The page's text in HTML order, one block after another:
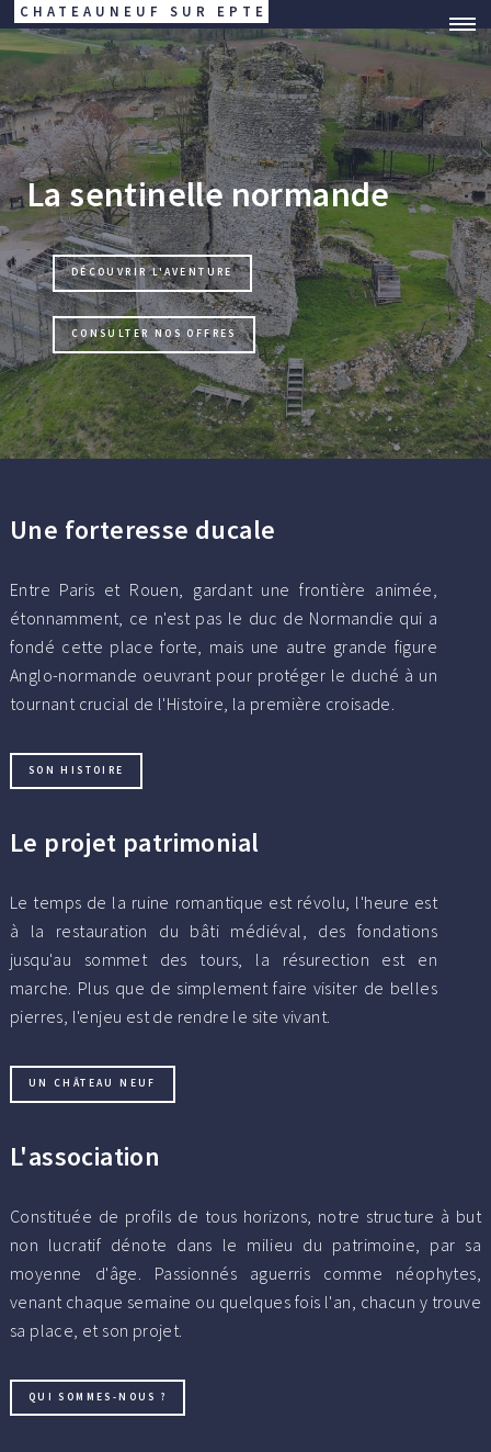
CHATEAUNEUF SUR EPTE
La sentinelle normande
DÉCOUVRIR L'AVENTURE
CONSULTER NOS OFFRES
Une forteresse ducale
Entre Paris et Rouen, gardant une frontière animée,
étonnamment, ce n'est pas le duc de Normandie qui a
fondé cette place forte, mais une autre grande figure
Anglo-normande oeuvrant pour protéger le duché à un
tournant crucial de l'Histoire, la première croisade.
SON HISTOIRE
Le projet patrimonial
Le temps de la ruine romantique est révolu, l'heure est
à la restauration du bâti médiéval, des fondations
jusqu'au sommet des tours, la résurection est en
marche. Plus que de simplement faire visiter de belles
pierres, l'enjeu est de rendre le site vivant.
UN CHÂTEAU NEUF
L'association
Constituée de profils de tous horizons, notre structure à but
non lucratif dénote dans le milieu du patrimoine, par sa
moyenne d'âge. Passionnés aguerris comme néophytes,
venant chaque semaine ou quelques fois l'an, chacun y trouve
sa place, et son projet.
QUI SOMMES-NOUS ?